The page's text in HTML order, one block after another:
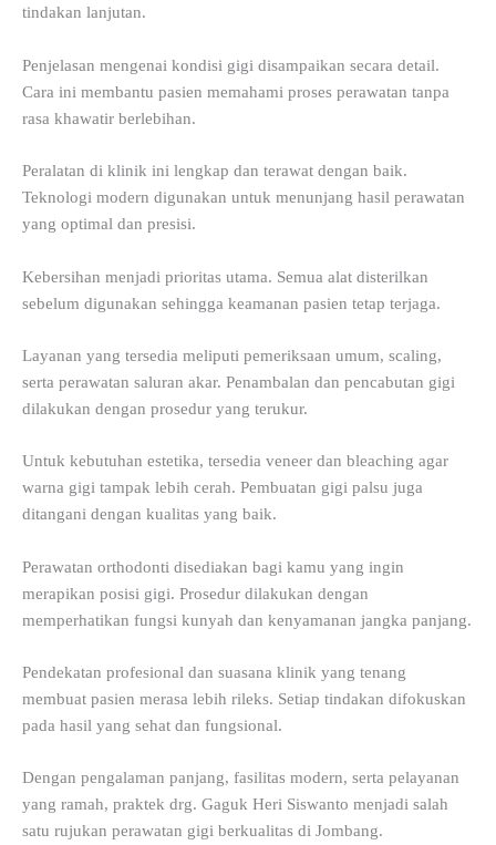
tindakan lanjutan.
Penjelasan mengenai kondisi gigi disampaikan secara detail.
Cara ini membantu pasien memahami proses perawatan tanpa
rasa khawatir berlebihan.
Peralatan di klinik ini lengkap dan terawat dengan baik.
Teknologi modern digunakan untuk menunjang hasil perawatan
yang optimal dan presisi.
Kebersihan menjadi prioritas utama. Semua alat disterilkan
sebelum digunakan sehingga keamanan pasien tetap terjaga.
Layanan yang tersedia meliputi pemeriksaan umum, scaling,
serta perawatan saluran akar. Penambalan dan pencabutan gigi
dilakukan dengan prosedur yang terukur.
Untuk kebutuhan estetika, tersedia veneer dan bleaching agar
warna gigi tampak lebih cerah. Pembuatan gigi palsu juga
ditangani dengan kualitas yang baik.
Perawatan orthodonti disediakan bagi kamu yang ingin
merapikan posisi gigi. Prosedur dilakukan dengan
memperhatikan fungsi kunyah dan kenyamanan jangka panjang.
Pendekatan profesional dan suasana klinik yang tenang
membuat pasien merasa lebih rileks. Setiap tindakan difokuskan
pada hasil yang sehat dan fungsional.
Dengan pengalaman panjang, fasilitas modern, serta pelayanan
yang ramah, praktek drg. Gaguk Heri Siswanto menjadi salah
satu rujukan perawatan gigi berkualitas di Jombang.